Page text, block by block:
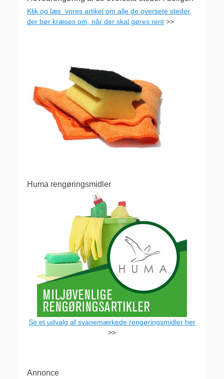
Klik og læs vores artikel om alle de oversete steder,
der bør kræses om, når der skal gøres rent >>
Huma rengøringsmidler
Se et udvalg af svanemærkede rengøringsmidler her
>>
Annonce